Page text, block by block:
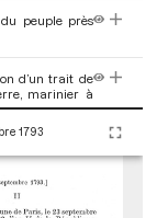
peuple près
d’un trait de
marinier à
relatif à
1793